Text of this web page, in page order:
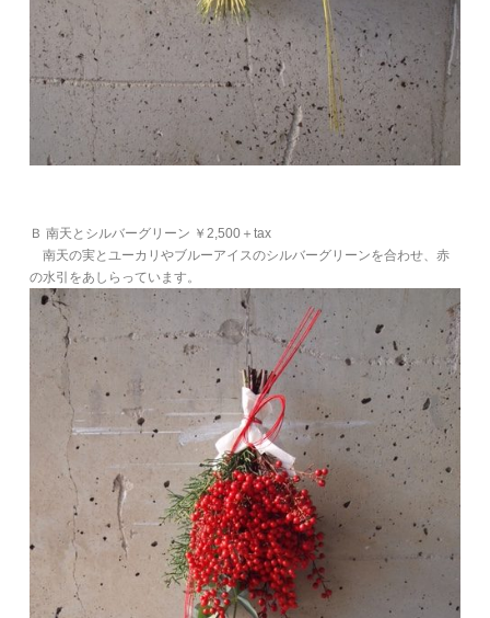
Ｂ 南天とシルバーグリーン ￥2,500＋tax
南天の実とユーカリやブルーアイスのシルバーグリーンを合わせ、赤
の水引をあしらっています。